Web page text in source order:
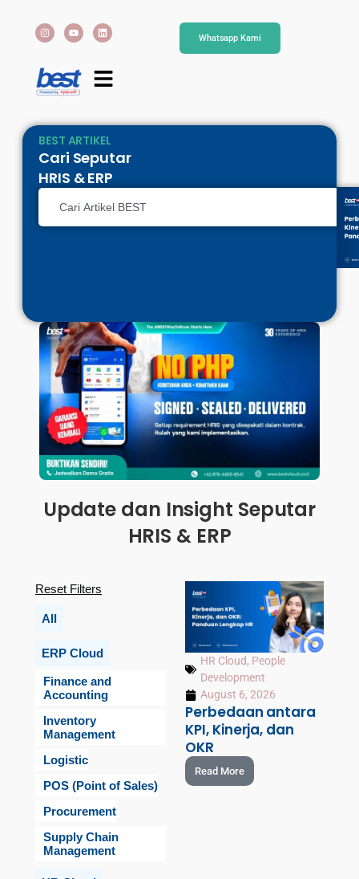
Whatsapp Kami
BEST ARTIKEL
Cari Seputar
HRIS & ERP
Update dan Insight Seputar
HRIS & ERP
All
ERP Cloud
Finance and
Accounting
Inventory
Management
Logistic
POS (Point of Sales)
Procurement
Supply Chain
Management
Reset Filters
HR Cloud, People
Development
August 6, 2026
Perbedaan antara
KPI, Kinerja, dan
OKR
Read More